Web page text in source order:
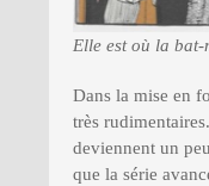
Elle est où la
Dans la mise en
très
deviennent un
que la série